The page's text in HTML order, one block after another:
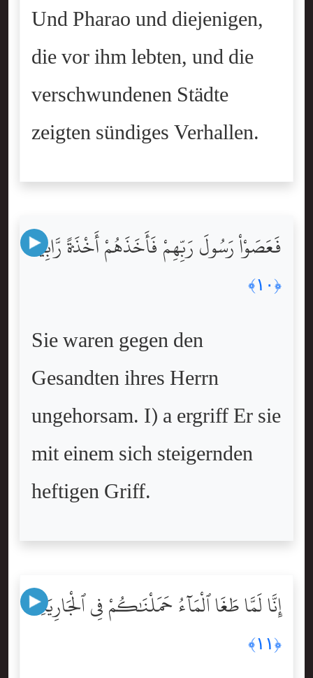
Und Pharao und diejenigen,
die vor ihm lebten, und die
verschwundenen Städte
zeigten sündiges Verhallen.
فَعَصَوْاْ رَسُولَ رَبِّهِمْ فَأَخَذَهُمْ أَخْذَةًۭ رَّابِيَةً
﴿١٠﴾
Sie waren gegen den
Gesandten ihres Herrn
ungehorsam. I) a ergriff Er sie
mit einem sich steigernden
heftigen Griff.
إِنَّا لَمَّا طَغَا ٱلْمَآءُ حَمَلْنَٰكُمْ فِى ٱلْجَارِيَةِ
﴿١١﴾